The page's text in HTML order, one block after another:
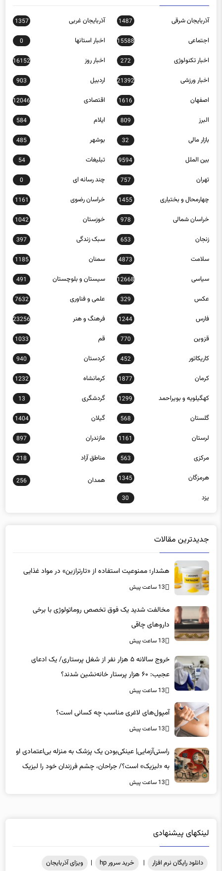
آذربایجان شرقی
اجتماعی 15588 اخبار استانها 0
اخبار تکنولوژی 272 اخبار روز 16152
اخبار ورزشی 21392 اردبیل 903
اصفهان 1616 اقتصادی 12046
البرز 809 ایلام 584
بازار مالی 32 بوشهر 485
بین الملل 9594 تبلیغات 54
تهران 757 چند رسانه ای 0
چهارمحال و بختیاری 1455 خراسان رضوی 1161
خراسان شمالی 978 خوزستان 1042
زنجان 653 سبک زندگی 397
سلامت 4873 سمنان 1185
سیاسی 12668 سیستان و بلوچستان 491
عکس 329 علمی و فناوری 7632
فارس 1244 فرهنگ و هنر 23256
قزوین 770 قم 1033
کاریکاتور 452 کردستان 940
کرمان 1877 کرمانشاه 1232
کهگیلویه و بویراحمد 1299 گردشگری 13
گلستان 568 گیلان 1404
لرستان 1161 مازندران 897
مرکزی 563 مناطق آزاد 218
هرمزگان 1345
256
یزد 30
هشدار؛ ممنوعیت استفاده از «تارترازین» در مواد غذایی
13 ساعت پیش
داروهای چاقی
13 ساعت پیش
خروج سالانه ۵ هزار نفر از شغل پرستاری/ یک ادعای
عجیب: ۶۰ هزار پرستار خانه‌نشین شدند؟
13 ساعت پیش
13 ساعت پیش
به «لیزیک» است؟/ جراحان، چشم فرزندان خود را لیزیک
می‌کنند؟
13 ساعت پیش
دانلود رایگان نرم افزار